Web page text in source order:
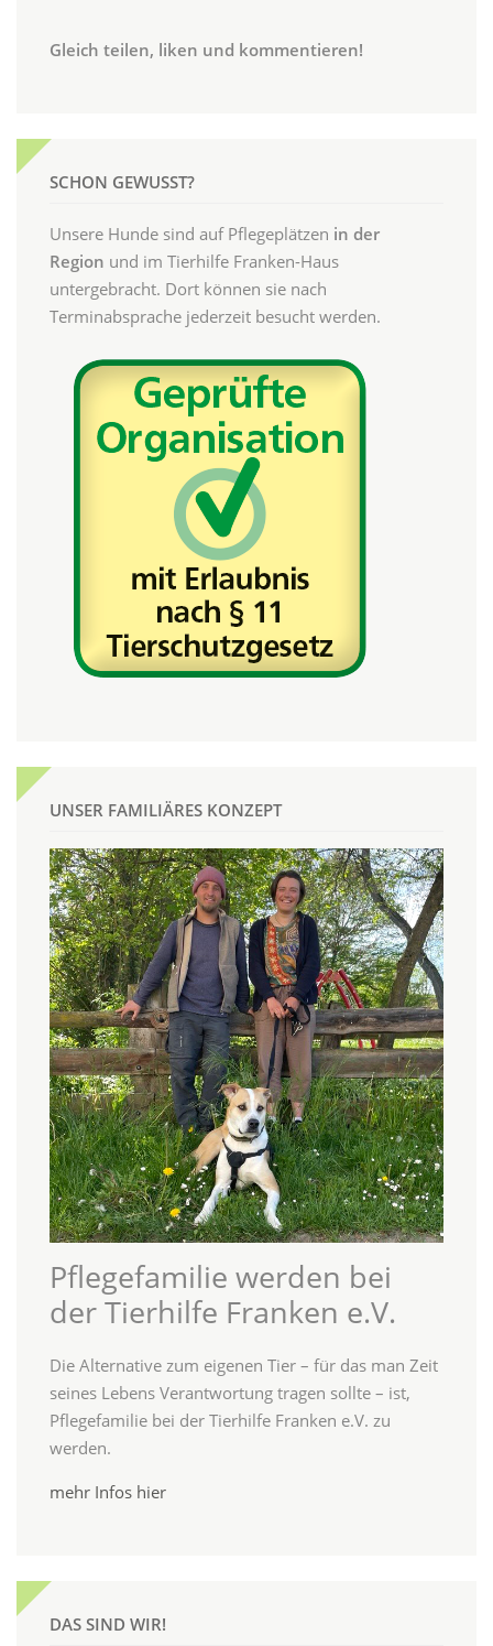
Gleich teilen, liken und kommentieren!
SCHON GEWUSST?
Unsere Hunde sind auf Pflegeplätzen in der
Region und im Tierhilfe Franken-Haus
untergebracht. Dort können sie nach
Terminabsprache jederzeit besucht werden.
UNSER FAMILIÄRES KONZEPT
Pflegefamilie werden bei
der Tierhilfe Franken e.V.
Die Alternative zum eigenen Tier – für das man Zeit
seines Lebens Verantwortung tragen sollte – ist,
Pflegefamilie bei der Tierhilfe Franken e.V. zu
werden.
mehr Infos hier
DAS SIND WIR!